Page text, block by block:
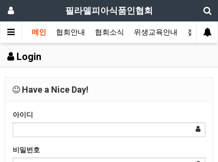
필라델피아식품인협회
메인 협회안내 협회소식 위생교육안내 질의답변
Login
Have a Nice Day!
아이디
비밀번호